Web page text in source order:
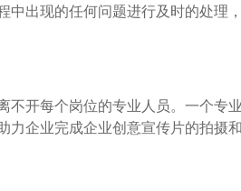
出现的任何问题进行及时的处理
开每个岗位的专业人员。一个专
企业完成企业创意宣传片的拍摄和